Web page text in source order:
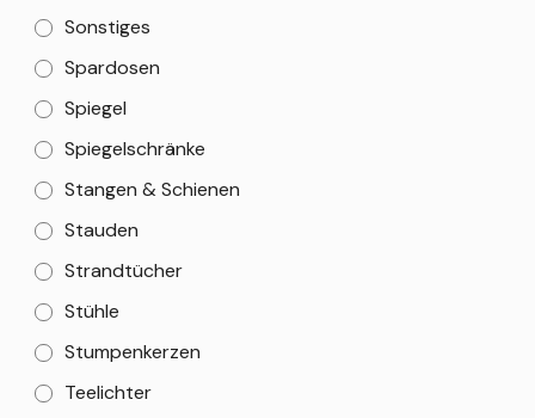
Sonstiges
Spardosen
Spiegel
Spiegelschränke
Stangen & Schienen
Stauden
Strandtücher
Stühle
Stumpenkerzen
Teelichter